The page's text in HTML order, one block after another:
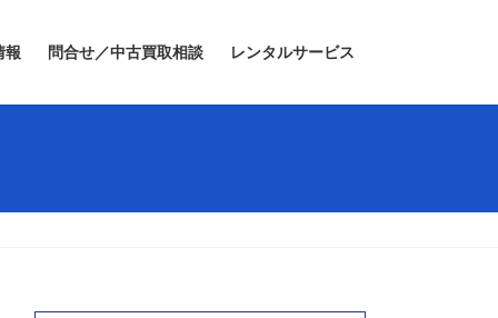
報 問合せ／中古買取相談 レンタルサービス